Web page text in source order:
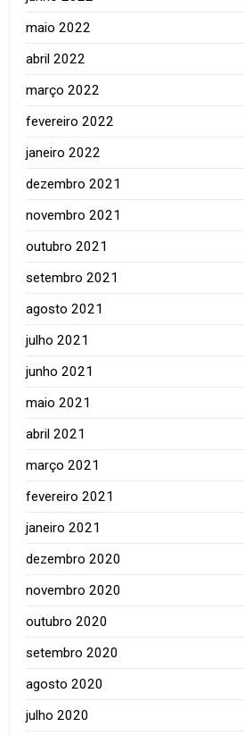
maio 2022
abril 2022
março 2022
fevereiro 2022
janeiro 2022
dezembro 2021
novembro 2021
outubro 2021
setembro 2021
agosto 2021
julho 2021
junho 2021
maio 2021
abril 2021
março 2021
fevereiro 2021
janeiro 2021
dezembro 2020
novembro 2020
outubro 2020
setembro 2020
agosto 2020
julho 2020